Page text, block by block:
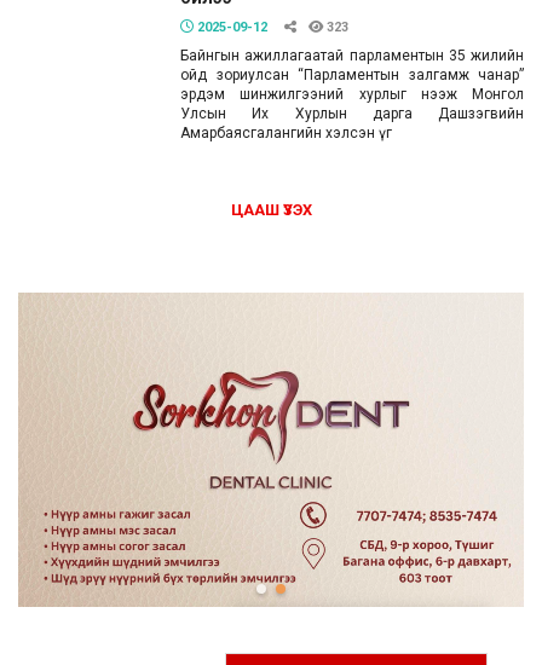
2025-09-12 323
Байнгын ажиллагаатай парламентын 35 жилийн
ойд зориулсан “Парламентын залгамж чанар”
эрдэм шинжилгээний хурлыг нээж Монгол
Улсын Их Хурлын дарга Дашзэгвийн
Амарбаясгалангийн хэлсэн үг
ЦААШ ҮЗЭХ